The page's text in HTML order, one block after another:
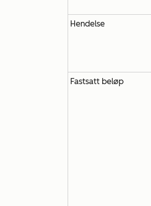
Hendelse
Fastsatt beløp